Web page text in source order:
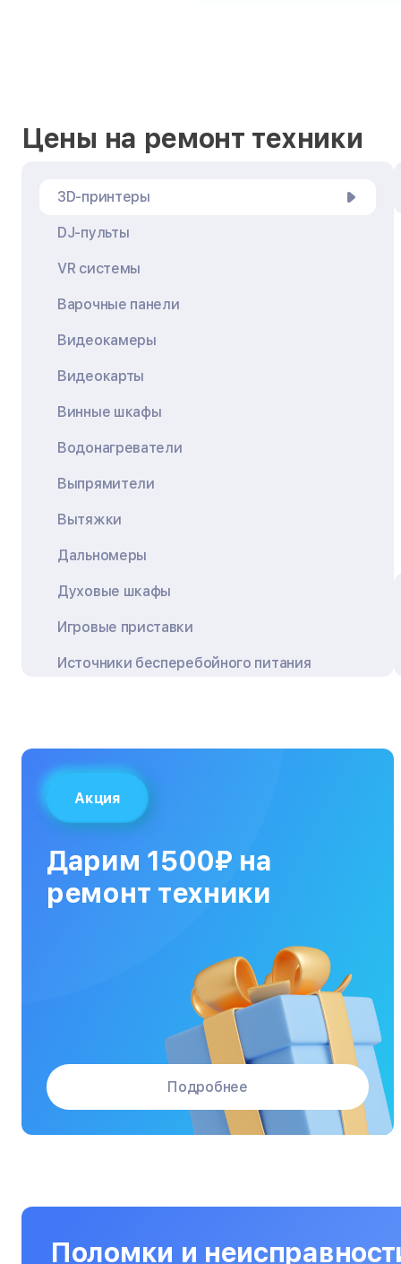
Цены на ремонт техники
3D-принтеры
DJ-пульты
VR системы
Варочные панели
Видеокамеры
Видеокарты
Винные шкафы
Водонагреватели
Выпрямители
Вытяжки
Дальномеры
Духовые шкафы
Игровые приставки
Источники бесперебойного питания
Кофемашины
Кухонные плиты
МФУ
Микроволновые печи
Морозильные камеры
Акция
Дарим 1500₽ на
ремонт техники
Подробнее
Поломки и